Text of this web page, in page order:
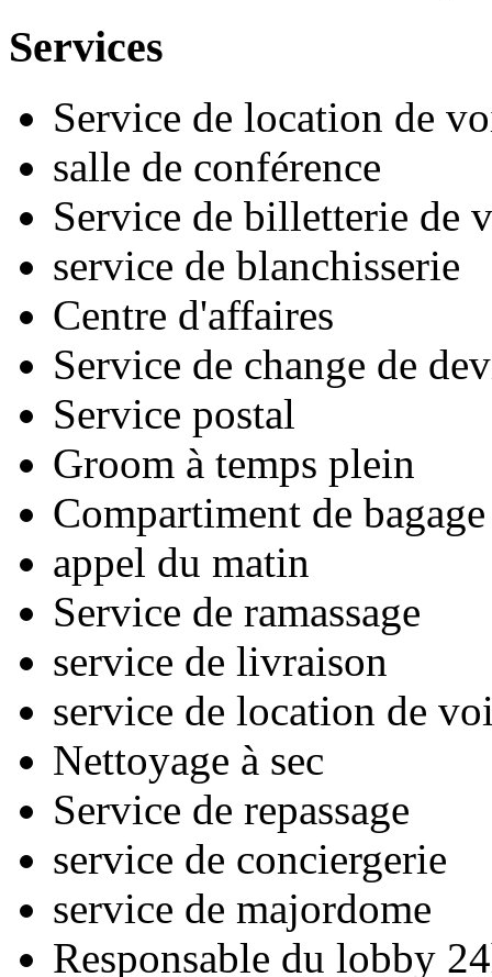
Services
Service de location de
salle de conférence
Service de billetterie de
service de blanchisserie
Centre d'affaires
Service de change de
Service postal
Groom à temps plein
Compartiment de bagage
appel du matin
Service de ramassage
service de livraison
service de location de
Nettoyage à sec
Service de repassage
service de conciergerie
service de majordome
Responsable du lobby